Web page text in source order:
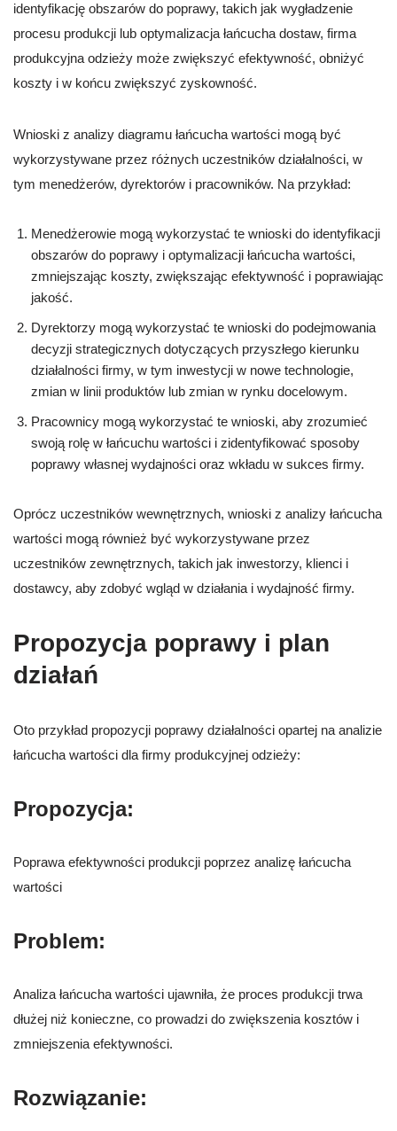
identyfikację obszarów do poprawy, takich jak wygładzenie
procesu produkcji lub optymalizacja łańcucha dostaw, firma
produkcyjna odzieży może zwiększyć efektywność, obniżyć
koszty i w końcu zwiększyć zyskowność.
Wnioski z analizy diagramu łańcucha wartości mogą być
wykorzystywane przez różnych uczestników działalności, w
tym menedżerów, dyrektorów i pracowników. Na przykład:
Menedżerowie mogą wykorzystać te wnioski do identyfikacji
obszarów do poprawy i optymalizacji łańcucha wartości,
zmniejszając koszty, zwiększając efektywność i poprawiając
jakość.
Dyrektorzy mogą wykorzystać te wnioski do podejmowania
decyzji strategicznych dotyczących przyszłego kierunku
działalności firmy, w tym inwestycji w nowe technologie,
zmian w linii produktów lub zmian w rynku docelowym.
Pracownicy mogą wykorzystać te wnioski, aby zrozumieć
swoją rolę w łańcuchu wartości i zidentyfikować sposoby
poprawy własnej wydajności oraz wkładu w sukces firmy.
Oprócz uczestników wewnętrznych, wnioski z analizy łańcucha
wartości mogą również być wykorzystywane przez
uczestników zewnętrznych, takich jak inwestorzy, klienci i
dostawcy, aby zdobyć wgląd w działania i wydajność firmy.
Propozycja poprawy i plan
działań
Oto przykład propozycji poprawy działalności opartej na analizie
łańcucha wartości dla firmy produkcyjnej odzieży:
Propozycja:
Poprawa efektywności produkcji poprzez analizę łańcucha
wartości
Problem:
Analiza łańcucha wartości ujawniła, że proces produkcji trwa
dłużej niż konieczne, co prowadzi do zwiększenia kosztów i
zmniejszenia efektywności.
Rozwiązanie: